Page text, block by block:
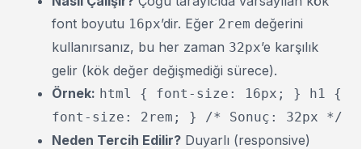
font boyutu 16px’dir. Eğer 2rem değerini
kullanırsanız, bu her zaman 32px’e karşılık
gelir (kök değer değişmediği sürece).
Örnek: html { font-size: 16px; } h1 {
font-size: 2rem; } /* Sonuç: 32px */
Neden Tercih Edilir? Duyarlı (responsive)